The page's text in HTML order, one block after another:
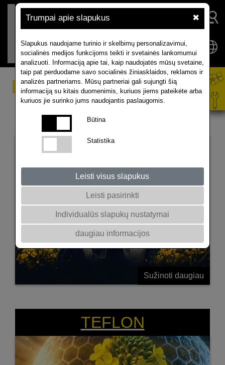
Trumpai apie slapukus ✖
Slapukus naudojame turinio ir skelbimų personalizavimui,
socialinės medijos funkcijoms teikti ir svetainės lankomumui
analizuoti. Informaciją apie tai, kaip naudojatės mūsų svetaine,
taip pat perduodame savo socialinės žiniasklaidos, reklamos ir
analizės partneriams. Mūsų partneriai gali sujungti šią
informaciją su kitais duomenimis, kuriuos jiems pateikėte arba
kuriuos jie surinko jums naudojantis paslaugomis.
Būtina
Statistika
Leisti visus slapukus
Leisti pasirinkti
Individualūs slapukų nustatymai
daugiau informacijos
Žieminiai rapsai
NEBRASKA
TVIRTA LAUKE, STIPRI DERLIUJE
Sužinoti daugiau
TEFLON